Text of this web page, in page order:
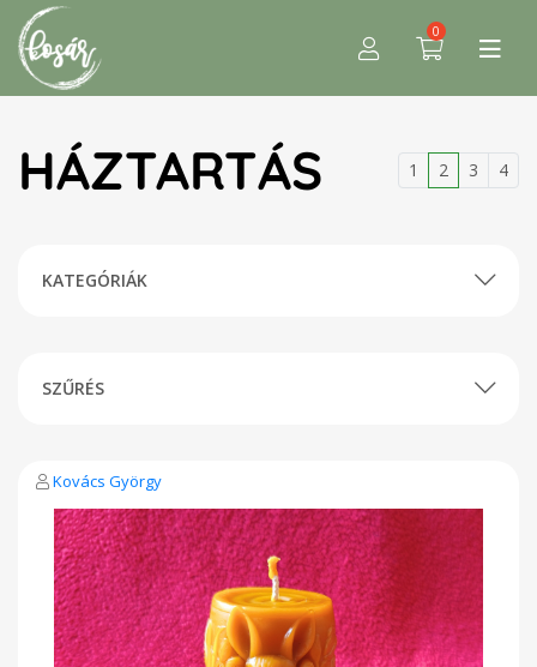
0
HÁZTARTÁS 1 2 3 4
KATEGÓRIÁK
SZŰRÉS
Kovács György